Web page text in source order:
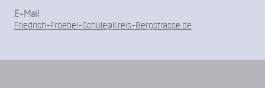
E-Mail
Friedrich-Froebel-Schule@Kreis-Bergstrasse.de